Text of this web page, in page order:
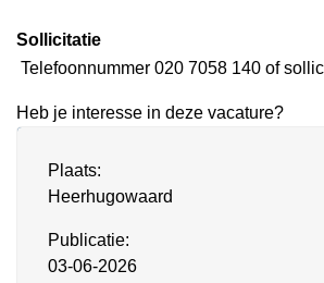
Sollicitatie
Telefoonnummer 020 7058 140 of
Heb je interesse in deze vacature?
Plaats:
Heerhugowaard
Publicatie:
03-06-2026